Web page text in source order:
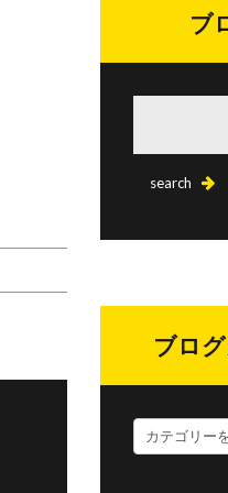
ブ
ブロ
ロ